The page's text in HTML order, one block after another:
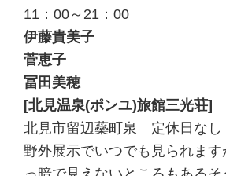
11：00～21：00
伊藤貴美子
菅恵子
冨田美穂
[北見温泉(ポンユ)旅館三光荘]
北見市留辺蘂町泉 定休日なし
野外展示でいつでも見られま